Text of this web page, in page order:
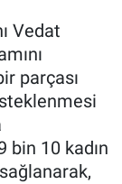
Vedat
parçası
bin 10 kadın